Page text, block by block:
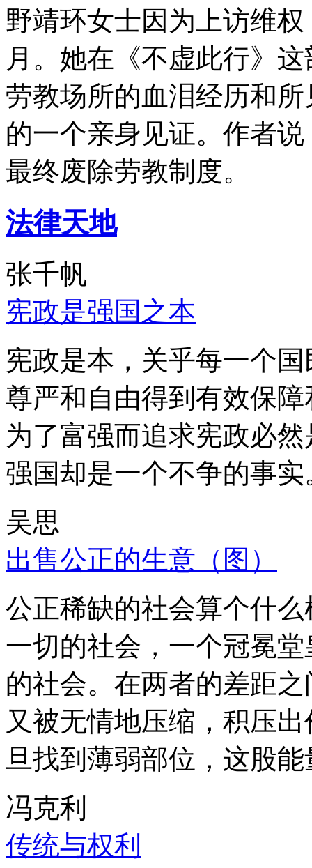
野靖环女士因为上访维
月。她在《不虚此行》
劳教场所的血泪经历和
的一个亲身见证。作者
最终废除劳教制度。
法律天地
张千帆
宪政是强国之本
宪政是本，关乎每一个
尊严和自由得到有效保
为了富强而追求宪政必
强国却是一个不争的事实
吴思
出售公正的生意（图）
公正稀缺的社会算个什
一切的社会，一个冠冕
的社会。在两者的差距
又被无情地压缩，积压
旦找到薄弱部位，这股
冯克利
传统与权利